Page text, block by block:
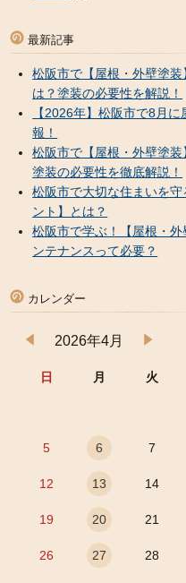
最新記事
松阪市で【屋根・外壁塗
は？塗装の必要性を解説！
【2026年】松阪市で8月
報！
松阪市で【屋根・外壁塗
塗装の必要性を徹底解説！
松阪市で大切な住まいを
ント】とは？
松阪市で学ぶ！【屋根・
ンテナンスって必要？
カレンダー
2026年4月
日 月 火
5 6 7
12 13 14
19 20 21
26 27 28